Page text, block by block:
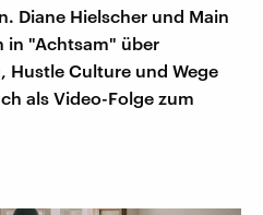
Diane Hielscher und Main
in "Achtsam" über
Hustle Culture und Wege
als Video-Folge zum